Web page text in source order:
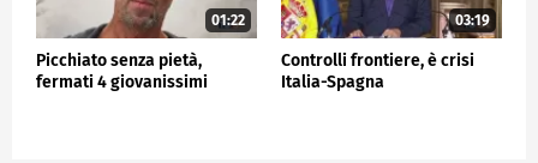
01:22
Picchiato senza pietà,
fermati 4 giovanissimi
03:19
Controlli frontiere, è crisi
Italia-Spagna